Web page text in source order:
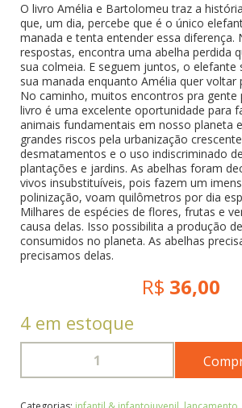
O livro Amélia e Bartolomeu traz a
que, um dia, percebe que é o único
manada e tenta entender essa diferença.
respostas, encontra uma abelha perdida
sua colmeia. E seguem juntos, o elefante
sua manada enquanto Amélia quer voltar
No caminho, muitos encontros pra gente
livro é uma excelente oportunidade para
animais fundamentais em nosso planeta
grandes riscos pela urbanização
desmatamentos e o uso indiscriminado
plantações e jardins. As abelhas foram
vivos insubstituíveis, pois fazem um
polinização, voam quilômetros por dia
Milhares de espécies de flores, frutas e
causa delas. Isso possibilita a produção
consumidos no planeta. As abelhas
precisamos delas.
R$ 36,00
4 em estoque